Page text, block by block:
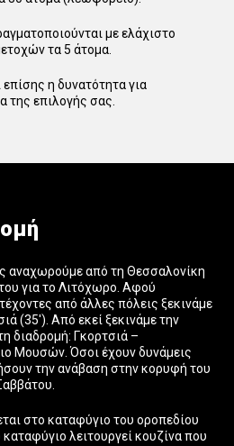
με ελάχιστο
τα 5 άτομα.
η δυνατότητα για
της επιλογής σας.
αναχωρούμε από τη Θεσσαλονίκη
για το Λιτόχωρο. Αφού
από άλλες πόλεις ξεκινάμε
(35′). Από εκεί ξεκινάμε την
διαδρομή: Γκορτσιά –
Μουσών. Όσοι έχουν δυνάμεις
την ανάβαση στην κορυφή του
στο καταφύγιο του οροπεδίου
καταφύγιο λειτουργεί κουζίνα που